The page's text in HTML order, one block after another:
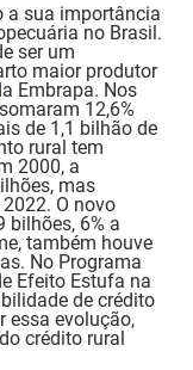
a sua importância
no Brasil.
ser um
maior produtor
Embrapa. Nos
12,6%
de 1,1 bilhão de
rural tem
2000, a
mas
O novo
bilhões, 6% a
também houve
No Programa
Efeito Estufa na
de crédito
essa evolução,
crédito rural